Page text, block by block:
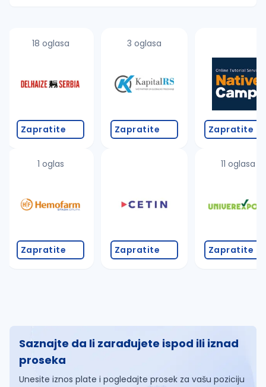
proverite pravopisne greške (koristite č, ć, š, đ,
promenite odabrane filtere pretrage
18 oglasa
Zapratite
1 oglas
Zapratite
3 oglasa
Zapratite
Zapratite
Zapratite
11 oglasa
Zapratite
Saznajte da li zarađujete ispod ili iznad
proseka
Unesite iznos plate i pogledajte prosek za vašu poziciju